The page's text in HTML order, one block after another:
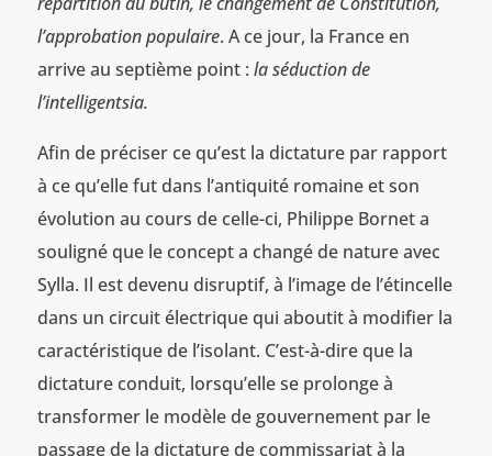
l’approbation populaire. A ce jour, la France en
arrive au septième point : la séduction de
l’intelligentsia.
Afin de préciser ce qu’est la dictature par rapport
à ce qu’elle fut dans l’antiquité romaine et son
évolution au cours de celle-ci, Philippe Bornet a
souligné que le concept a changé de nature avec
Sylla. Il est devenu disruptif, à l’image de l’étincelle
dans un circuit électrique qui aboutit à modifier la
caractéristique de l’isolant. C’est-à-dire que la
dictature conduit, lorsqu’elle se prolonge à
transformer le modèle de gouvernement par le
passage de la dictature de commissariat à la